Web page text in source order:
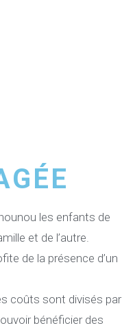
les enfants de
et de l’autre.
de la présence d’un
coûts sont divisés par
bénéficier des